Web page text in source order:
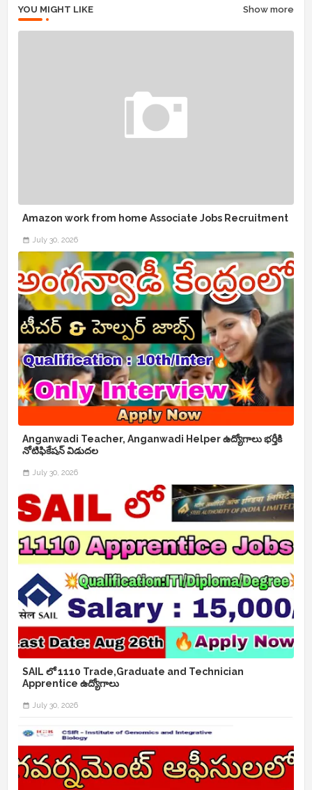
YOU MIGHT LIKE Show more
Amazon work from home Associate Jobs Recruitment
July 30, 2026
Anganwadi Teacher, Anganwadi Helper ఉద్యోగాలు భర్తీకి
నోటిఫికేషన్ విడుదల
July 30, 2026
SAIL లో 1110 Trade,Graduate and Technician
Apprentice ఉద్యోగాలు
July 30, 2026